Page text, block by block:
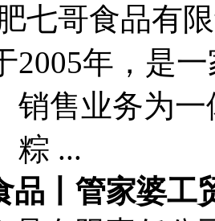
七哥食品有
2005年，是
销售业务为
粽 ...
品丨管家婆工